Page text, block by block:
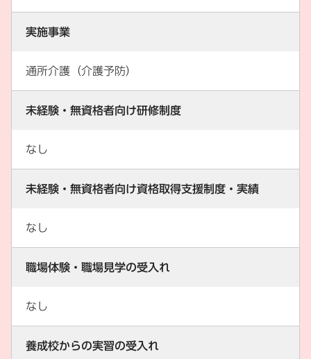
実施事業
通所介護（介護予防）
未経験・無資格者向け研修制度
なし
未経験・無資格者向け資格取得支援制度・実績
なし
職場体験・職場見学の受入れ
なし
養成校からの実習の受入れ